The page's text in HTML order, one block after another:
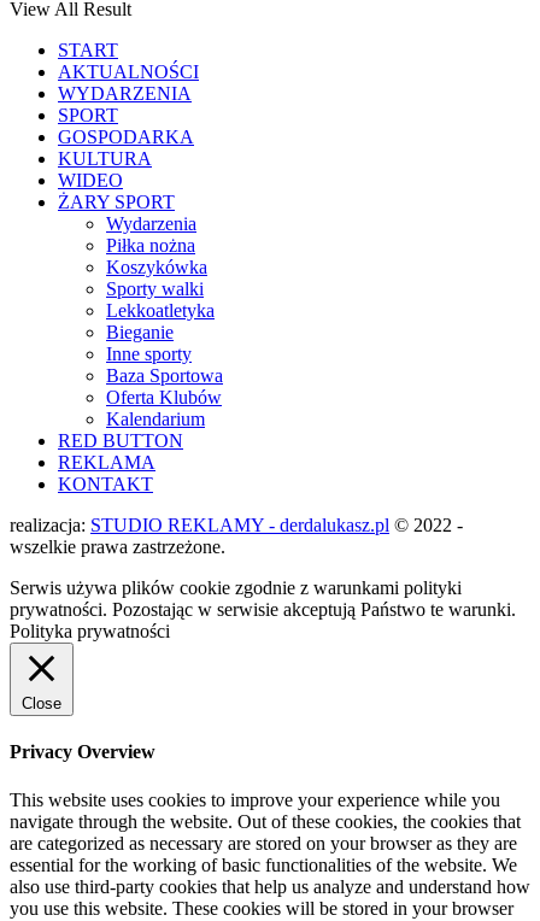
View All Result
START
AKTUALNOŚCI
WYDARZENIA
SPORT
GOSPODARKA
KULTURA
WIDEO
ŻARY SPORT
Wydarzenia
Piłka nożna
Koszykówka
Sporty walki
Lekkoatletyka
Bieganie
Inne sporty
Baza Sportowa
Oferta Klubów
Kalendarium
RED BUTTON
REKLAMA
KONTAKT
realizacja: STUDIO REKLAMY - derdalukasz.pl © 2022 -
wszelkie prawa zastrzeżone.
Serwis używa plików cookie zgodnie z warunkami polityki
prywatności. Pozostając w serwisie akceptują Państwo te warunki.
Polityka prywatności
Close
Privacy Overview
This website uses cookies to improve your experience while you
navigate through the website. Out of these cookies, the cookies that
are categorized as necessary are stored on your browser as they are
essential for the working of basic functionalities of the website. We
also use third-party cookies that help us analyze and understand how
you use this website. These cookies will be stored in your browser